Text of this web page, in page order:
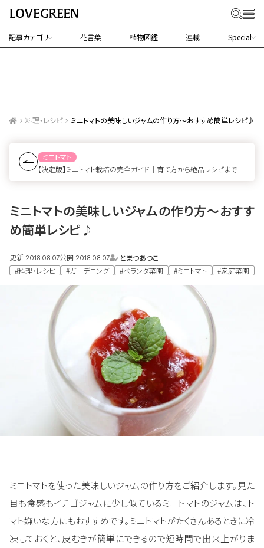
記事カテゴリ 花言葉 植物図鑑 連載 Special
料理・レシピ ミニトマトの美味しいジャムの作り方～おすすめ簡単レシピ♪
ミニトマト
【決定版】ミニトマト栽培の完全ガイド｜育て方から絶品レシピまで
ミニトマトの美味しいジャムの作り方～おすす
め簡単レシピ♪
更新 2018.08.07公開 2018.08.07
とまつあつこ
#料理・レシピ
#ガーデニング #ベランダ菜園 #ミニトマト #家庭菜園
ミニトマトを使った美味しいジャムの作り方をご紹介します。見た
目も食感もイチゴジャムに少し似ているミニトマトのジャムは、ト
マト嫌いな方にもおすすめです。ミニトマトがたくさんあるときに冷
凍しておくと、皮むきが簡単にできるので短時間で出来上がりま